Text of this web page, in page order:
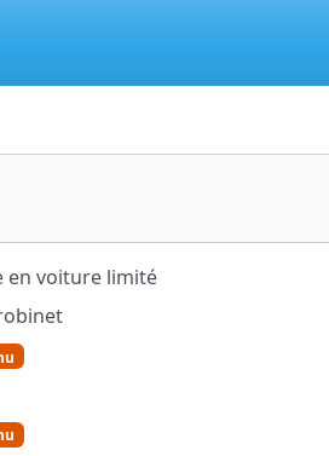
en voiture limité